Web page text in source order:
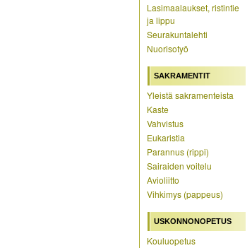
Lasimaalaukset, ristintie
ja lippu
Seurakuntalehti
Nuorisotyö
SAKRAMENTIT
Yleistä sakramenteista
Kaste
Vahvistus
Eukaristia
Parannus (rippi)
Sairaiden voitelu
Avioliitto
Vihkimys (pappeus)
USKONNONOPETUS
Kouluopetus